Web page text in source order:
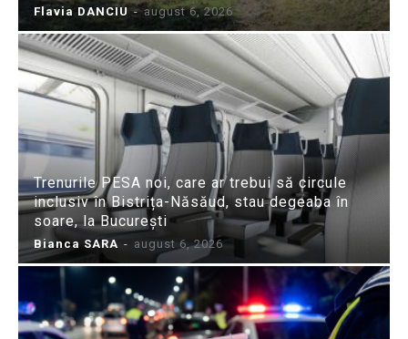
Flavia DANCIU - august 6, 2026
Trenurile PESA noi, care ar trebui să circule
inclusiv în Bistrița-Năsăud, stau degeaba în
soare, la București
Bianca SARA - august 6, 2026